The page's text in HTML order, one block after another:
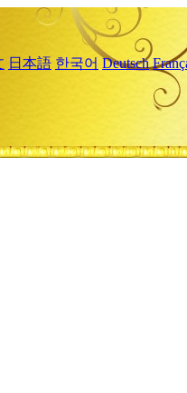
日本語 한국어 Deutsch